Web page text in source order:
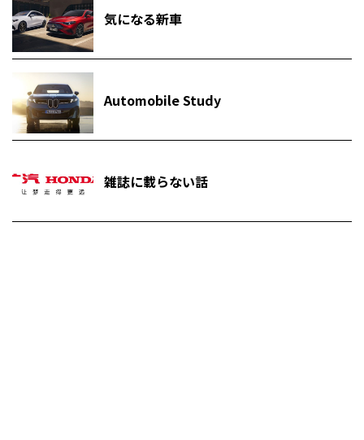
気になる新車
Automobile Study
雑誌に載らない話